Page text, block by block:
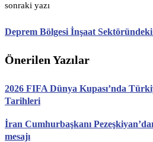
sonraki yazı
Deprem Bölgesi İnşaat Sektöründeki
Önerilen Yazılar
2026 FIFA Dünya Kupası’nda
Tarihleri
İran Cumhurbaşkanı
mesajı